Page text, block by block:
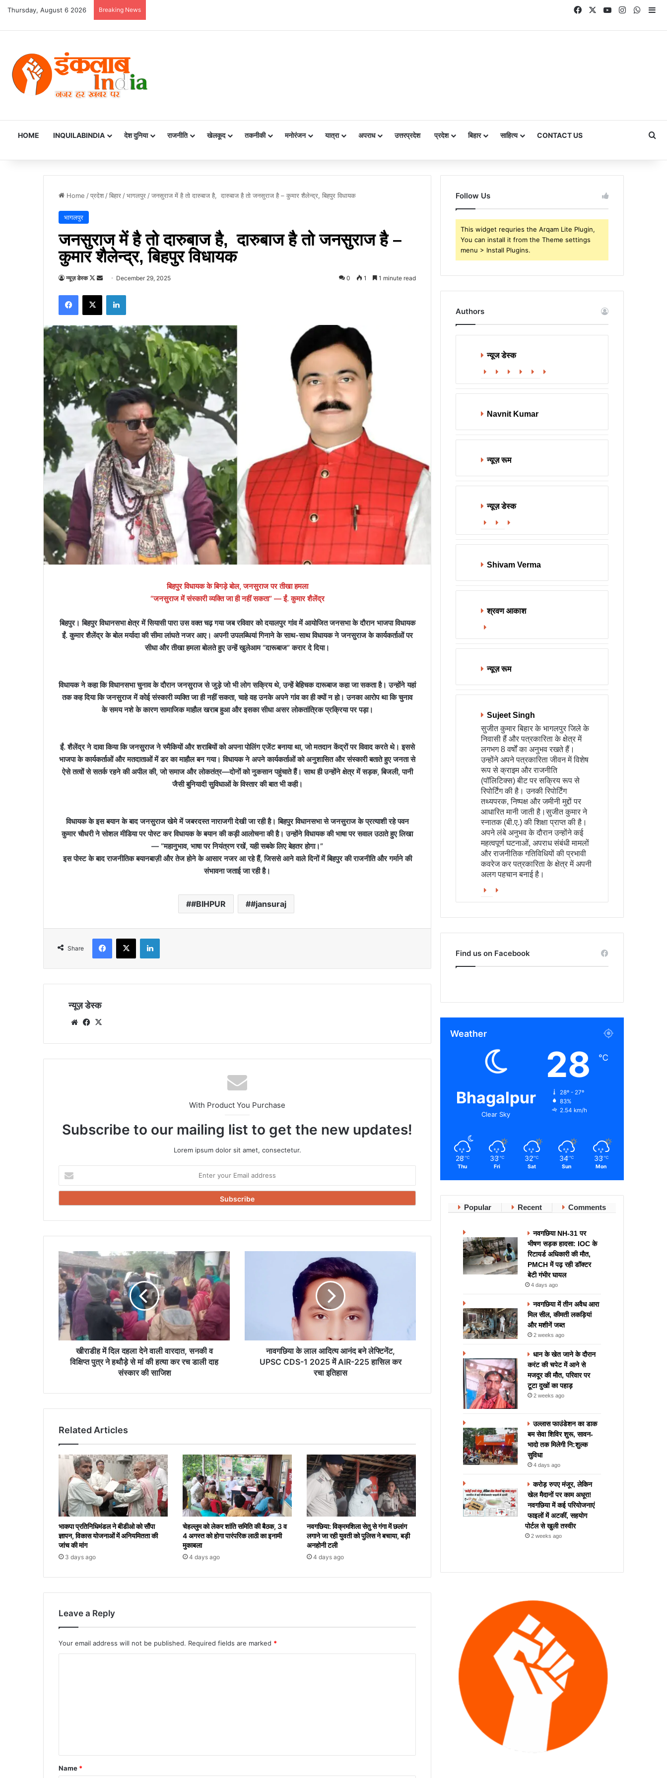
Thursday, August 6 2026 Breaking News FacebookYouTubeInstagram
HOME INQUILABINDIA देश दुनिया राजनीति खेलकूद तकनीकी मनोरंजन यात्रा अपराध उत्तरप्रदेश प्रदेश बिहार साहित्य CONTACT US
Home /प्रदेश /बिहार /भागलपुर /जनसुराज में है तो दारुबाज है, दारुबाज है तो जनसुराज है – कुमार शैलेन्द्र, बिहपुर विधायक
भागलपुर
जनसुराज में है तो दारुबाज है, दारुबाज है तो जनसुराज है –
कुमार शैलेन्द्र, बिहपुर विधायक
न्यूज़ डेस्क
Follow
Send
email
December 29, 2025 0 1 1 minute read
Facebook
X LinkedIn
बिहपुर विधायक के बिगड़े बोल, जनसुराज पर तीखा हमला
“जनसुराज में संस्कारी व्यक्ति जा ही नहीं सकता” — ईं. कुमार शैलेंद्र
बिहपुर। बिहपुर विधानसभा क्षेत्र में सियासी पारा उस वक्त चढ़ गया जब रविवार को दयालपुर गांव में आयोजित जनसभा के दौरान भाजपा विधायक
ईं. कुमार शैलेंद्र के बोल मर्यादा की सीमा लांघते नजर आए। अपनी उपलब्धियां गिनाने के साथ-साथ विधायक ने जनसुराज के कार्यकर्ताओं पर
सीधा और तीखा हमला बोलते हुए उन्हें खुलेआम “दारूबाज” करार दे दिया।
विधायक ने कहा कि विधानसभा चुनाव के दौरान जनसुराज से जुड़े जो भी लोग सक्रिय थे, उन्हें बेहिचक दारूबाज कहा जा सकता है। उन्होंने यहां
तक कह दिया कि जनसुराज में कोई संस्कारी व्यक्ति जा ही नहीं सकता, चाहे वह उनके अपने गांव का ही क्यों न हो। उनका आरोप था कि चुनाव
के समय नशे के कारण सामाजिक माहौल खराब हुआ और इसका सीधा असर लोकतांत्रिक प्रक्रिया पर पड़ा।
ईं. शैलेंद्र ने दावा किया कि जनसुराज ने स्मैकियों और शराबियों को अपना पोलिंग एजेंट बनाया था, जो मतदान केंद्रों पर विवाद करते थे। इससे
भाजपा के कार्यकर्ताओं और मतदाताओं में डर का माहौल बन गया। विधायक ने अपने कार्यकर्ताओं को अनुशासित और संस्कारी बताते हुए जनता से
ऐसे तत्वों से सतर्क रहने की अपील की, जो समाज और लोकतंत्र—दोनों को नुकसान पहुंचाते हैं। साथ ही उन्होंने क्षेत्र में सड़क, बिजली, पानी
जैसी बुनियादी सुविधाओं के विस्तार की बात भी कही।
विधायक के इस बयान के बाद जनसुराज खेमे में जबरदस्त नाराजगी देखी जा रही है। बिहपुर विधानसभा से जनसुराज के प्रत्याशी रहे पवन
कुमार चौधरी ने सोशल मीडिया पर पोस्ट कर विधायक के बयान की कड़ी आलोचना की है। उन्होंने विधायक की भाषा पर सवाल उठाते हुए लिखा
— “महानुभाव, भाषा पर नियंत्रण रखें, यही सबके लिए बेहतर होगा।”
इस पोस्ट के बाद राजनीतिक बयानबाज़ी और तेज होने के आसार नजर आ रहे हैं, जिससे आने वाले दिनों में बिहपुर की राजनीति और गर्माने की
संभावना जताई जा रही है।
#BIHPUR #jansuraj
Share
Facebook
X LinkedIn
न्यूज़ डेस्क
WebsiteFacebook
With Product You Purchase
Subscribe to our mailing list to get the new updates!
Lorem ipsum dolor sit amet, consectetur.
your
Email
खीराडीह
में
दिल
दहला
देने
वाली
वारदात,
सनकी
व
से
कर
रच
डाली
संस्कार
साजिश
खीराडीह में दिल दहला देने वाली वारदात, सनकी व
विक्षिप्त पुत्र ने हथौड़े से मां की हत्या कर रच डाली दाह
संस्कार की साजिश
CDS-
225
नावगछिया के लाल आदित्य आनंद बने लेफ्टिनेंट,
UPSC CDS-1 2025 में AIR-225 हासिल कर
रचा इतिहास
Related Articles
भाकपा प्रतिनिधिमंडल ने बीडीओ को सौंपा
ज्ञापन, विकास योजनाओं में अनियमितता की
जांच की मांग
3 days ago
चेहल्लुम को लेकर शांति समिति की बैठक, 3 व
4 अगस्त को होगा पारंपरिक लाठी का इनामी
मुकाबला
4 days ago
नवगछिया: विक्रमशिला सेतु से गंगा में छलांग
लगाने जा रही युवती को पुलिस ने बचाया, बड़ी
अनहोनी टली
4 days ago
Leave a Reply
Your email address will not be published. Required fields are marked *
*
Name *
Follow Us
This widget requries the Arqam Lite Plugin,
You can install it from the Theme settings
menu > Install Plugins.
Authors
न्यूज डेस्क
Website
Facebook
X LinkedIn
YouTube
Instagram
Navnit Kumar
न्यूज़ रूम
न्यूज़ डेस्क
Website
Facebook
X
Shivam Verma
श्रवण आकाश
Website
न्यूज़ रूम
Sujeet Singh
सुजीत कुमार बिहार के भागलपुर जिले के
निवासी हैं और पत्रकारिता के क्षेत्र में
लगभग 8 वर्षों का अनुभव रखते हैं।
उन्होंने अपने पत्रकारिता जीवन में विशेष
रूप से क्राइम और राजनीति
(पॉलिटिक्स) बीट पर सक्रिय रूप से
रिपोर्टिंग की है। उनकी रिपोर्टिंग
तथ्यपरक, निष्पक्ष और जमीनी मुद्दों पर
आधारित मानी जाती है।सुजीत कुमार ने
स्नातक (बी.ए.) की शिक्षा प्राप्त की है।
अपने लंबे अनुभव के दौरान उन्होंने कई
महत्वपूर्ण घटनाओं, अपराध संबंधी मामलों
और राजनीतिक गतिविधियों की प्रभावी
कवरेज कर पत्रकारिता के क्षेत्र में अपनी
अलग पहचान बनाई है।
Facebook
X
Find us on Facebook
Weather
Bhagalpur
Clear Sky
28 ℃
28º - 27º
83%
2.54 km/h
28 ℃
Thu
33 ℃
Fri
32 ℃
Sat
34 ℃
Sun
33 ℃
Mon
Popular Recent Comments
नवगछिया NH-31 पर
भीषण सड़क हादसा: IOC के
रिटायर्ड अधिकारी की मौत,
PMCH में पढ़ रही डॉक्टर
बेटी गंभीर घायल
4 days ago
नवगछिया में तीन अवैध आरा
मिल सील, कीमती लकड़ियां
और मशीनें जब्त
2 weeks ago
धान के खेत जाने के दौरान
करंट की चपेट में आने से
मजदूर की मौत, परिवार पर
टूटा दुखों का पहाड़
2 weeks ago
उल्लास फाउंडेशन का डाक
बम सेवा शिविर शुरू, सावन-
भादो तक मिलेगी नि:शुल्क
सुविधा
4 days ago
करोड़ रुपए मंजूर, लेकिन
खेल मैदानों पर काम अधूरा!
नवगछिया में कई परियोजनाएं
फाइलों में अटकीं, सहयोग
पोर्टल से खुली तस्वीर
2 weeks ago